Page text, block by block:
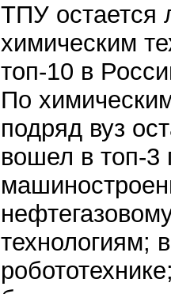
ТПУ остается
химическим
топ-10 в
По
подряд вуз
вошел в топ-3
технологиям;